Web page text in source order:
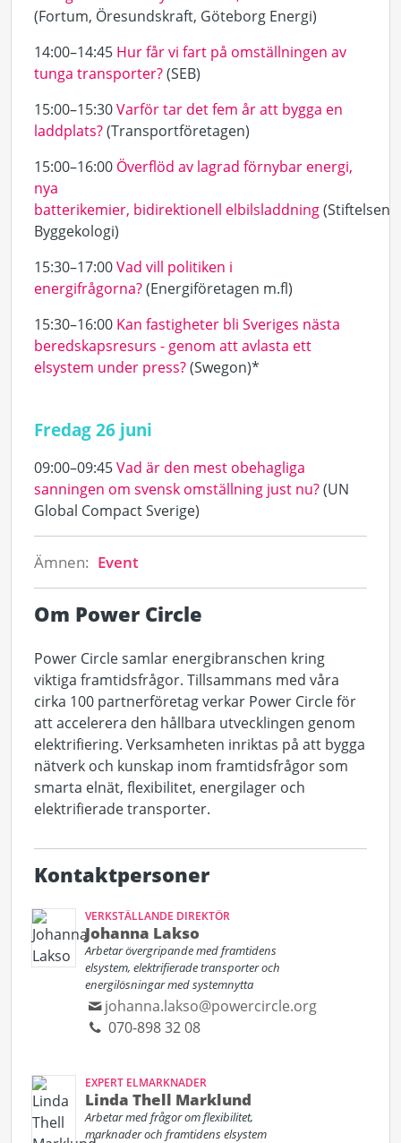
(Fortum, Öresundskraft, Göteborg Energi)
14:00–14:45 Hur får vi fart på omställningen av
tunga transporter?(SEB)
15:00–15:30Varför tar det fem år att bygga en
laddplats?(Transportföretagen)
15:00–16:00 Överflöd av lagrad förnybar energi,
nya
batterikemier, bidirektionell elbilsladdning(Stiftelsen
Byggekologi)
15:30–17:00Vad vill politiken i
energifrågorna?(Energiföretagen m.fl)
15:30–16:00 Kan fastigheter bli Sveriges nästa
beredskapsresurs - genom att avlasta ett
elsystem under press?(Swegon)*
Fredag 26 juni
09:00–09:45Vad är den mest obehagliga
sanningen om svensk omställning just nu?(UN
Global Compact Sverige)
Ämnen: Event
Om Power Circle
Power Circle samlar energibranschen kring
viktiga framtidsfrågor. Tillsammans med våra
cirka 100 partnerföretag verkar Power Circle för
att accelerera den hållbara utvecklingen genom
elektrifiering. Verksamheten inriktas på att bygga
nätverk och kunskap inom framtidsfrågor som
smarta elnät, flexibilitet, energilager och
elektrifierade transporter.
Kontaktpersoner
VERKSTÄLLANDE DIREKTÖR
Johanna Lakso
Arbetar övergripande med framtidens
elsystem, elektrifierade transporter och
energilösningar med systemnytta
johanna.lakso@powercircle.org
070-898 32 08
EXPERT ELMARKNADER
Linda Thell Marklund
Arbetar med frågor om flexibilitet,
marknader och framtidens elsystem